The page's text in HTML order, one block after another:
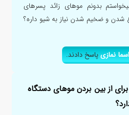
بدونم موهای زائد پسرهای
شدن و ضخیم شدن نیاز به شیو داره؟
نمازیپاسخ دادند.
13 ساله برای از بین بردن موهای دستگاه